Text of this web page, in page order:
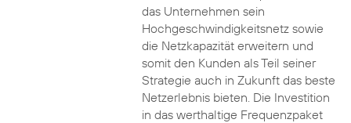
das Unternehmen sein
Hochgeschwindigkeitsnetz sowie
die Netzkapazität erweitern und
somit den Kunden als Teil seiner
Strategie auch in Zukunft das beste
Netzerlebnis bieten. Die Investition
in das werthaltige Frequenzpaket